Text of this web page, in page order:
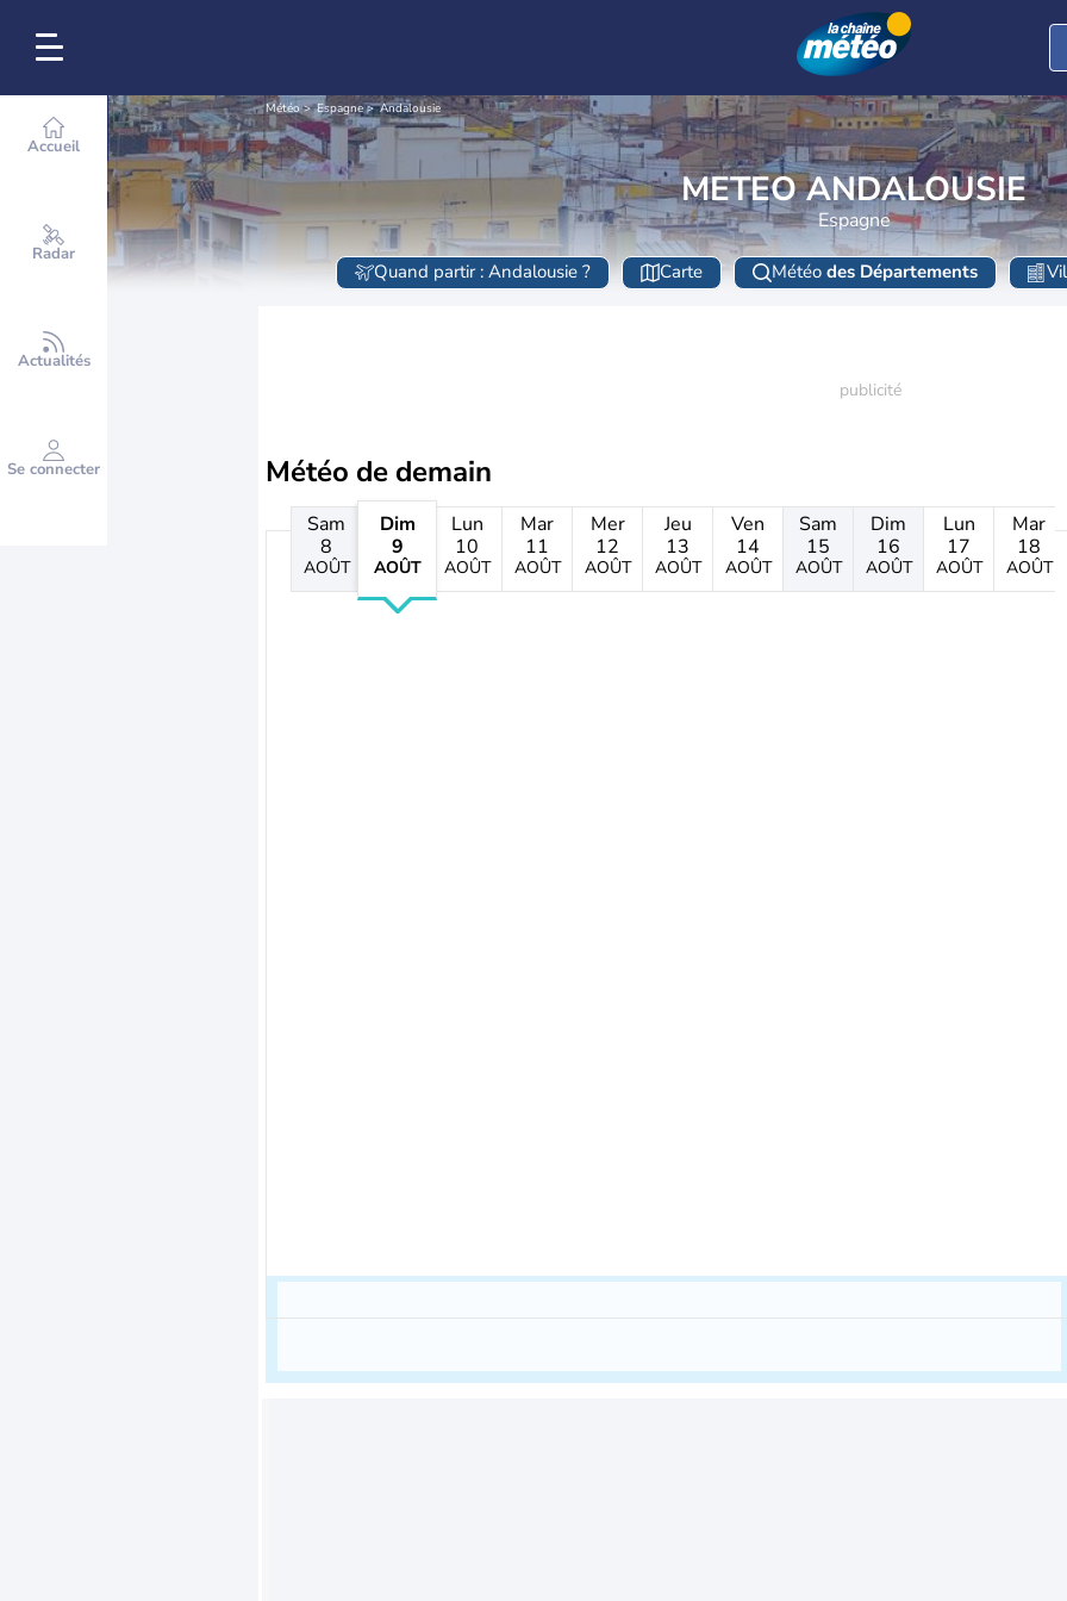
Accueil
Radar
Actualités
Se connecter
Météo Espagne Andalousie
METEO ANDALOUSIE
Espagne
Quand partir : Andalousie ? Carte Météo des Départements
Météo de demain
Sam
8
AOÛT
Dim
9
AOÛT
Lun
10
AOÛT
Mar
11
AOÛT
Mer
12
AOÛT
Jeu
13
AOÛT
Ven
14
AOÛT
Sam
15
AOÛT
Dim
16
AOÛT
Lun
17
AOÛT
Mar
18
AOÛT